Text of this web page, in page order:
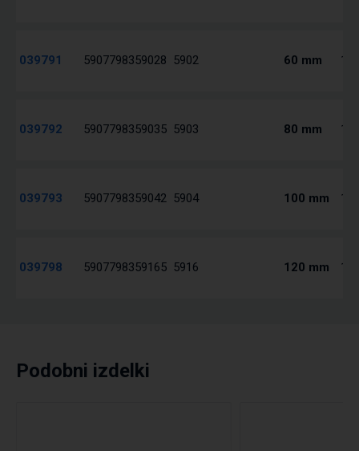
039791 5907798359028 5902 60 mm 1 /
039792 5907798359035 5903 80 mm 1 /
039793 5907798359042 5904 100 mm 1 /
039798 5907798359165 5916 120 mm 1 /
Podobni izdelki